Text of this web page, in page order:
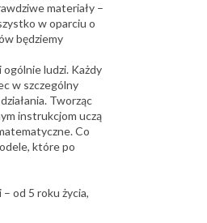
materiały –
w oparciu o
będziemy
ogólnie ludzi. Każdy
w szczególny
Tworząc
instrukcjom uczą
Co
które po
od 5 roku życia,